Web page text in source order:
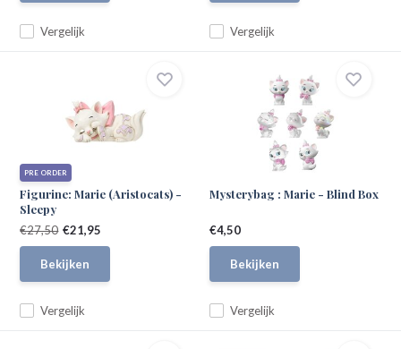
Vergelijk Vergelijk
PRE ORDER
Figurine: Marie (Aristocats) -
Sleepy
Vergelijk
€27,50 €21,95
Bekijken
Mysterybag : Marie - Blind Box
Vergelijk
€4,50
Bekijken